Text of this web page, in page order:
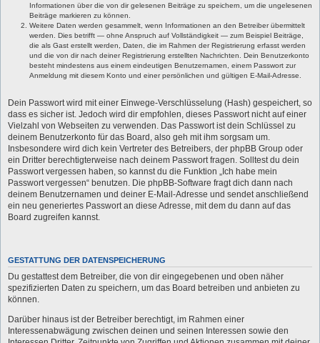
Informationen über die von dir gelesenen Beiträge zu speichern, um die ungelesenen
Beiträge markieren zu können.
Weitere Daten werden gesammelt, wenn Informationen an den Betreiber übermittelt
werden. Dies betrifft — ohne Anspruch auf Vollständigkeit — zum Beispiel Beiträge,
die als Gast erstellt werden, Daten, die im Rahmen der Registrierung erfasst werden
und die von dir nach deiner Registrierung erstellten Nachrichten. Dein Benutzerkonto
besteht mindestens aus einem eindeutigen Benutzernamen, einem Passwort zur
Anmeldung mit diesem Konto und einer persönlichen und gültigen E-Mail-Adresse.
Dein Passwort wird mit einer Einwege-Verschlüsselung (Hash) gespeichert, so
dass es sicher ist. Jedoch wird dir empfohlen, dieses Passwort nicht auf einer
Vielzahl von Webseiten zu verwenden. Das Passwort ist dein Schlüssel zu
deinem Benutzerkonto für das Board, also geh mit ihm sorgsam um.
Insbesondere wird dich kein Vertreter des Betreibers, der phpBB Group oder
ein Dritter berechtigterweise nach deinem Passwort fragen. Solltest du dein
Passwort vergessen haben, so kannst du die Funktion „Ich habe mein
Passwort vergessen“ benutzen. Die phpBB-Software fragt dich dann nach
deinem Benutzernamen und deiner E-Mail-Adresse und sendet anschließend
ein neu generiertes Passwort an diese Adresse, mit dem du dann auf das
Board zugreifen kannst.
GESTATTUNG DER DATENSPEICHERUNG
Du gestattest dem Betreiber, die von dir eingegebenen und oben näher
spezifizierten Daten zu speichern, um das Board betreiben und anbieten zu
können.
Darüber hinaus ist der Betreiber berechtigt, im Rahmen einer
Interessenabwägung zwischen deinen und seinen Interessen sowie den